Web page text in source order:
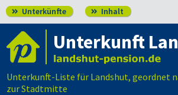
 Unterkünfte  Inhalt
Unterkunft
Unterkunft-Liste für Landshut, geordnet
zur Stadtmitte